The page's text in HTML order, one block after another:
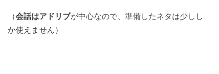
（会話はアドリブが中心なので、準備したネタは少しし
か使えません）